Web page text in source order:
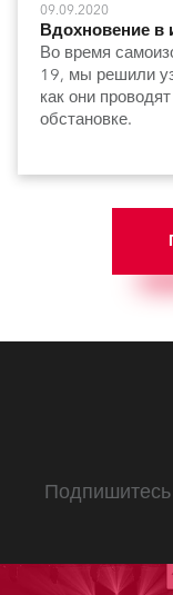
09.09.2020
Вдохновение в
Во время
19, мы решили
как они
обстановке.